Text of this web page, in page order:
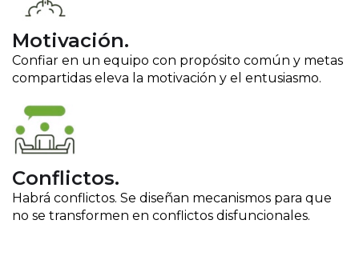
Motivación.
Confiar en un equipo con propósito común y metas
compartidas eleva la motivación y el entusiasmo.
Conflictos.
Habrá conflictos. Se diseñan mecanismos para que
no se transformen en conflictos disfuncionales.